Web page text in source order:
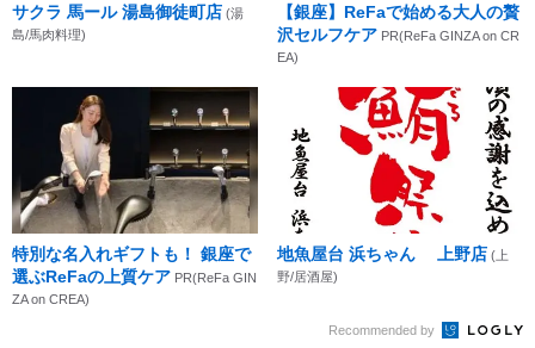
サクラ 馬ール 湯島御徒町店 (湯
島/馬肉料理)
【銀座】ReFaで始める大人の贅
沢セルフケア PR(ReFa GINZA on CR
EA)
特別な名入れギフトも！ 銀座で
選ぶReFaの上質ケア PR(ReFa GIN
ZA on CREA)
地魚屋台 浜ちゃん 上野店 (上
野/居酒屋)
Recommended by